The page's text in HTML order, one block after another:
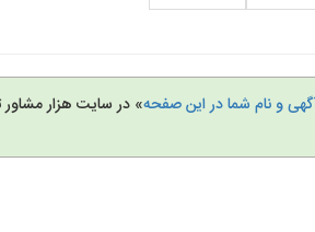
و نام شما در این صفحه» در سایت هزار مشاور